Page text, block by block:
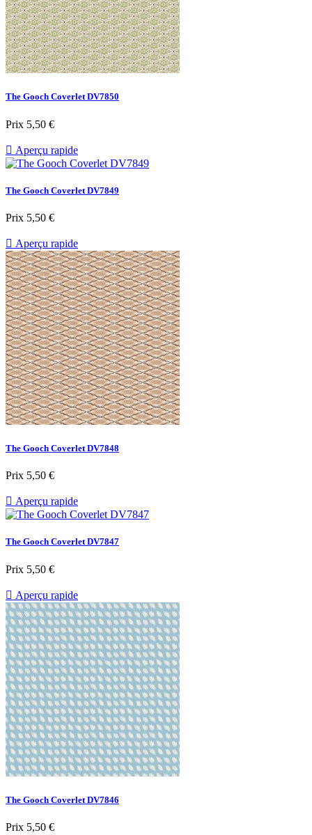
The Gooch Coverlet DV7850
Prix 5,50 €
 Aperçu rapide
The Gooch Coverlet DV7849
Prix 5,50 €
 Aperçu rapide
The Gooch Coverlet DV7848
Prix 5,50 €
 Aperçu rapide
The Gooch Coverlet DV7847
Prix 5,50 €
 Aperçu rapide
The Gooch Coverlet DV7846
Prix 5,50 €